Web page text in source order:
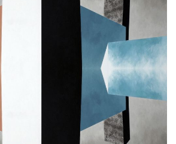
Ακρυλικό σε καμβά